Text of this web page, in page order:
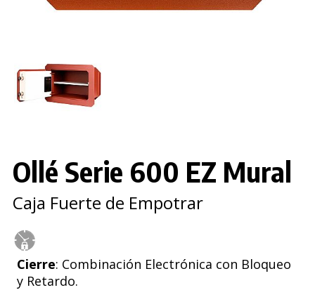
Ollé Serie 600 EZ Mural
Caja Fuerte de Empotrar
Cierre: Combinación Electrónica con Bloqueo
y Retardo.